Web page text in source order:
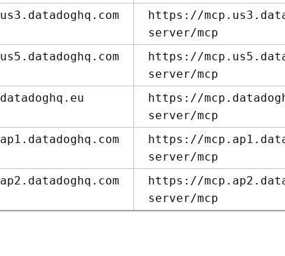
us3.datadoghq.com
https://
server/mcp
us5.datadoghq.com
https://
server/mcp
datadoghq.eu
https://
server/mcp
ap1.datadoghq.com
https://
server/mcp
ap2.datadoghq.com
https://
server/mcp